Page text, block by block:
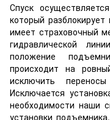
Спуск
который
имеет страховочный
гидравлической
положение
происходит на
исключить
Исключается
необходимости наши
установки